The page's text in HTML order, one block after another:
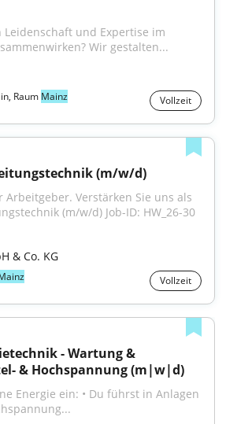
Leidenschaft und Expertise im
Wir gestalten...
Raum Mainz Vollzeit
(m/w/d)
(m/w/d) Job-ID: HW_26-30
& Co. KG
Vollzeit
- Wartung &
& Hochspannung (m|w|d)
Energie ein: • Du führst in Anlagen